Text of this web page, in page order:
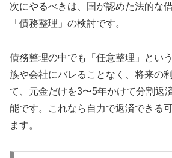
次にやるべきは、国が認めた法的な
「債務整理」の検討です。
債務整理の中でも「任意整理」とい
族や会社にバレることなく、将来の
て、元金だけを3〜5年かけて分割返
能です。これなら自力で返済できる
ます。